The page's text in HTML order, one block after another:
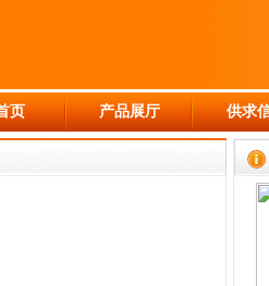
页 产品展厅 供求